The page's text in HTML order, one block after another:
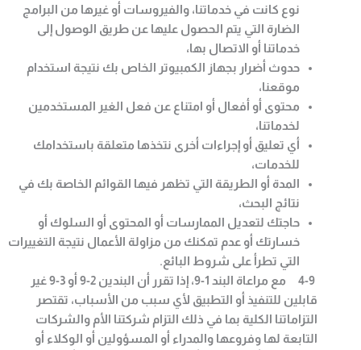
نوع كانت في خدماتنا، والفيروسات أو غيرها من البرامج
الضارة التي يتم الحصول عليها عن طريق الوصول إلى
خدماتنا أو الاتصال بها،
حدوث أضرار بجهاز الكمبيوتر الخاص بك نتيجة استخدام
موقعنا،
محتوى أو أفعال أو امتناع عن فعل الغير المستخدمين
لخدماتنا،
أي تعليق أو إجراءات أخرى نتخذها متعلقة باستخدامك
للخدمات،
المدة أو الطريقة التي تظهر فيها القوائم الخاصة بك في
نتائج البحث،
حاجتك لتعديل الممارسات أو المحتوى أو السلوك أو
خسارتك أو عدم تمكنك من مزاولة الأعمال نتيجة التغييرات
التي تطرأ على شروط البائع.
مع مراعاة البند 1-9، إذا تقرر أن البندين 2-9 أو 3-9 غير
قابلين للتنفيذ أو التطبيق لأي سبب من الأسباب، تقتصر
التزاماتنا الكلية بما في ذلك التزام شركتنا الأم والشركات
التابعة لها وفروعها والمدراء أو المسؤولين أو الوكلاء أو